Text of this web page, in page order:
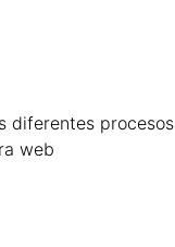
diferentes procesos
web